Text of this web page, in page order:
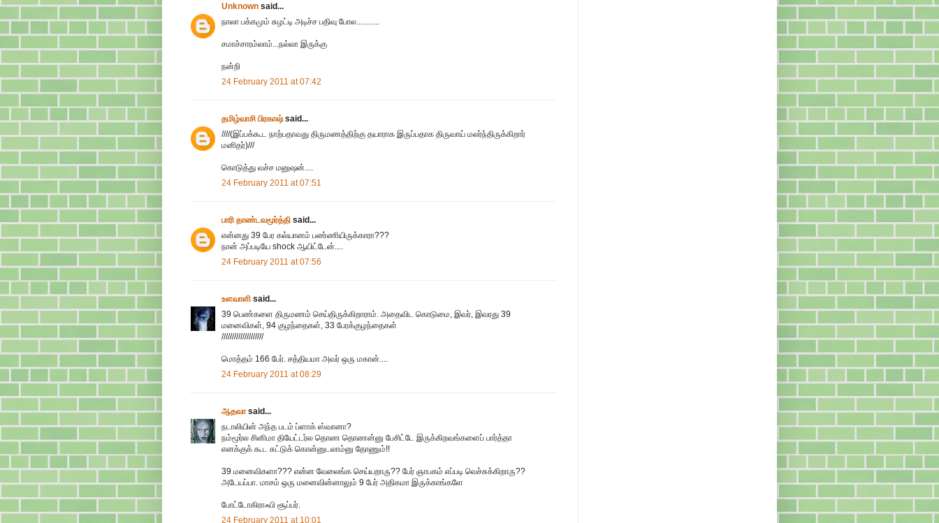
Unknown said...
நாலா பக்கமும் சுழட்டி அடிச்ச பதிவு போல...........
சமாச்சாரம்லாம்...நல்லா இருக்கு
நன்றி
24 February 2011 at 07:42
தமிழ்வாசி பிரகாஷ்said...
////(இப்பக்கூட நாற்பதாவது திருமணத்திற்கு தயாராக இருப்பதாக திருவாய் மலர்ந்திருக்கிறார்
மனிதர்)///
கொடுத்து வச்ச மனுஷன்....
24 February 2011 at 07:51
பாரி தாண்டவமூர்த்தி said...
என்னது 39 பேர கல்யானம் பண்ணியிருக்காரா???
நான் அப்படியே shock ஆயிட்டேன்....
24 February 2011 at 07:56
உளவாளி said...
39 பெண்களை திருமணம் செய்திருக்கிறாராம். அதைவிட கொடுமை, இவர், இவரது 39
மனைவிகள், 94 குழந்தைகள், 33 பேரக்குழந்தைகள்
////////////////////
மொத்தம் 166 பேர். சத்தியமா அவர் ஒரு மகான்....
24 February 2011 at 08:29
ஆதவாsaid...
நடாலியின் அந்த படம் ப்ளாக் ஸ்வானா?
நம்மூர்ல சினிமா தியேட்டர்ல தொண தொணன்னு பேசிட்டே இருக்கிறவங்களைப் பார்த்தா
எனக்குக் கூட சுட்டுக் கொன்னுடலாம்னு தோணும்!!
39 மனைவிகளா??? என்ன வேலைங்க செய்யறாரு?? பேர் ஞாபகம் எப்படி வெச்சுக்கிறாரு??
அடேயப்பா. மாசம் ஒரு மனைவின்னாலும் 9 பேர் அதிகமா இருக்காங்களே
போட்டோகிராஃபி சூப்பர்.
24 February 2011 at 10:01